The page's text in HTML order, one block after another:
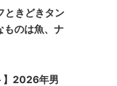
ときどきタン
のは魚、ナ
】2026年男